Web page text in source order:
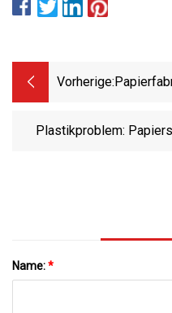
Vorherige:
Hier Ist
Plastikproblem:
Name:*